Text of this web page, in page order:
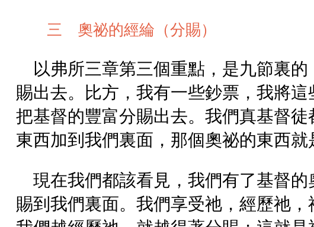
三 奧祕的經綸（分賜）
以弗所三章第三個重點，是九節裏
賜出去。比方，我有一些鈔票，我將
把基督的豐富分賜出去。我們真基督
東西加到我們裏面，那個奧祕的東西就
現在我們都該看見，我們有了基督
賜到我們裏面。我們享受祂，經歷祂